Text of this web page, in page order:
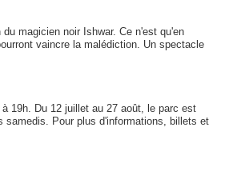
magicien noir Ishwar. Ce n'est qu'en
vaincre la malédiction. Un spectacle
19h. Du 12 juillet au 27 août, le parc est
Pour plus d'informations, billets et